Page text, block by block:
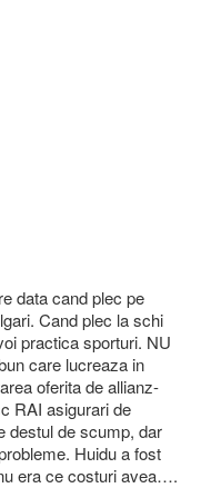
data cand plec pe
Cand plec la schi
practica sporturi. NU
care lucreaza in
oferita de allianz-
RAI asigurari de
destul de scump, dar
Huidu a fost
era ce costuri avea….